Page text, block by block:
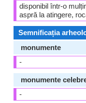
disponibil într-o
aspră la atingere,
Semnificația
monumente
-
monumente
-